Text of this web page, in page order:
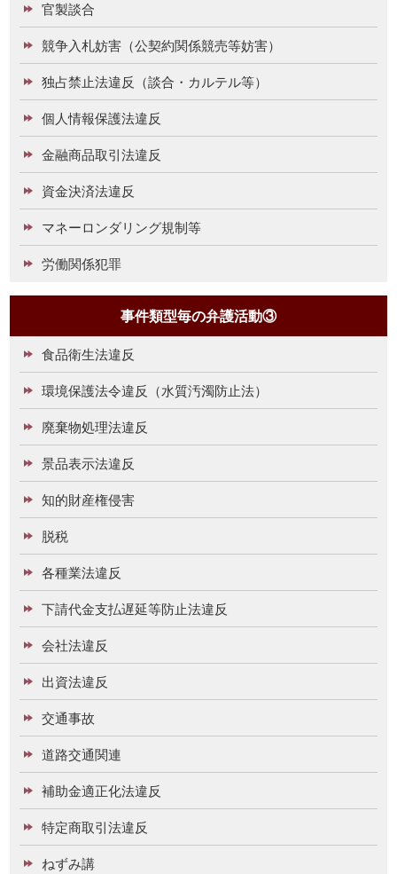
官製談合
競争入札妨害（公契約関係競売等妨害）
独占禁止法違反（談合・カルテル等）
個人情報保護法違反
金融商品取引法違反
資金決済法違反
マネーロンダリング規制等
労働関係犯罪
事件類型毎の弁護活動③
食品衛生法違反
環境保護法令違反（水質汚濁防止法）
廃棄物処理法違反
景品表示法違反
知的財産権侵害
脱税
各種業法違反
下請代金支払遅延等防止法違反
会社法違反
出資法違反
交通事故
道路交通関連
補助金適正化法違反
特定商取引法違反
ねずみ講